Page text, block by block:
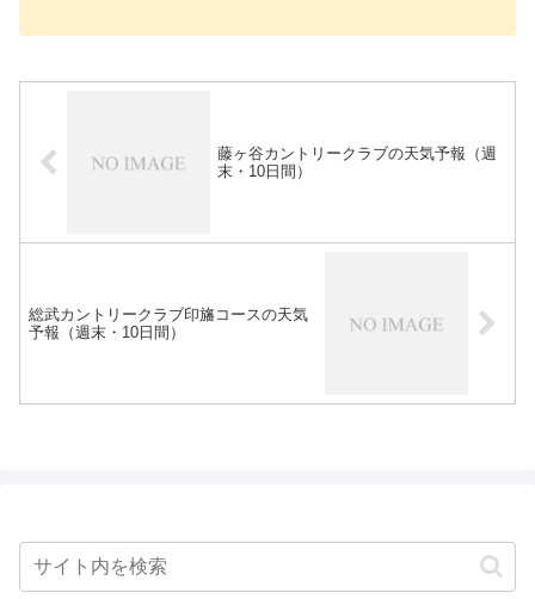
藤ヶ谷カントリークラブの天気予報（週
末・10日間）
総武カントリークラブ印旛コースの天気
予報（週末・10日間）